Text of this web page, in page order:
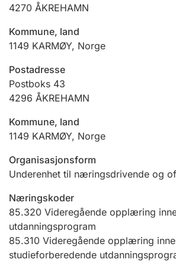
Ektepaktveileder
Andre tema
4270 ÅKREHAMN
Kommune, land
1149 KARMØY, Norge
Postadresse
Postboks 43
4296 ÅKREHAMN
Kommune, land
1149 KARMØY, Norge
Organisasjonsform
Underenhet til næringsdrivende og
Næringskoder
85.320 Videregående opplæring
utdanningsprogram
85.310 Videregående opplæring
studieforberedende